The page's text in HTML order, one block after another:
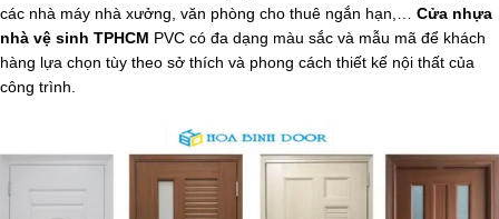
các nhà máy nhà xưởng, văn phòng cho thuê ngắn hạn,… Cửa nhựa
nhà vệ sinh TPHCM PVC có đa dạng màu sắc và mẫu mã để khách
hàng lựa chọn tùy theo sở thích và phong cách thiết kế nội thất của
công trình.